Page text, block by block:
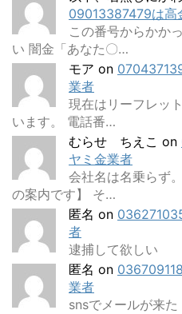
09013387479は高
この番号からかか
い 闇金「あなた〇…
モア on
業者
現在はリーフレッ
います。 電話番…
むらせ ちえこ on
ヤミ金業者
会社名は名乗らず
の案内です】 そ…
匿名 on
者
逮捕して欲しい
匿名 on
業者
snsでメールが来た